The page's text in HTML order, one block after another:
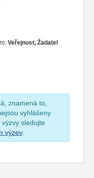
Veřejnost, Žadatel
znamená to,
vyhlášeny
sledujte
výzev.